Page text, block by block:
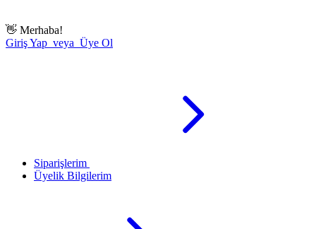
👋 Merhaba!
Giriş Yap veya Üye Ol
Siparişlerim
Üyelik Bilgilerim